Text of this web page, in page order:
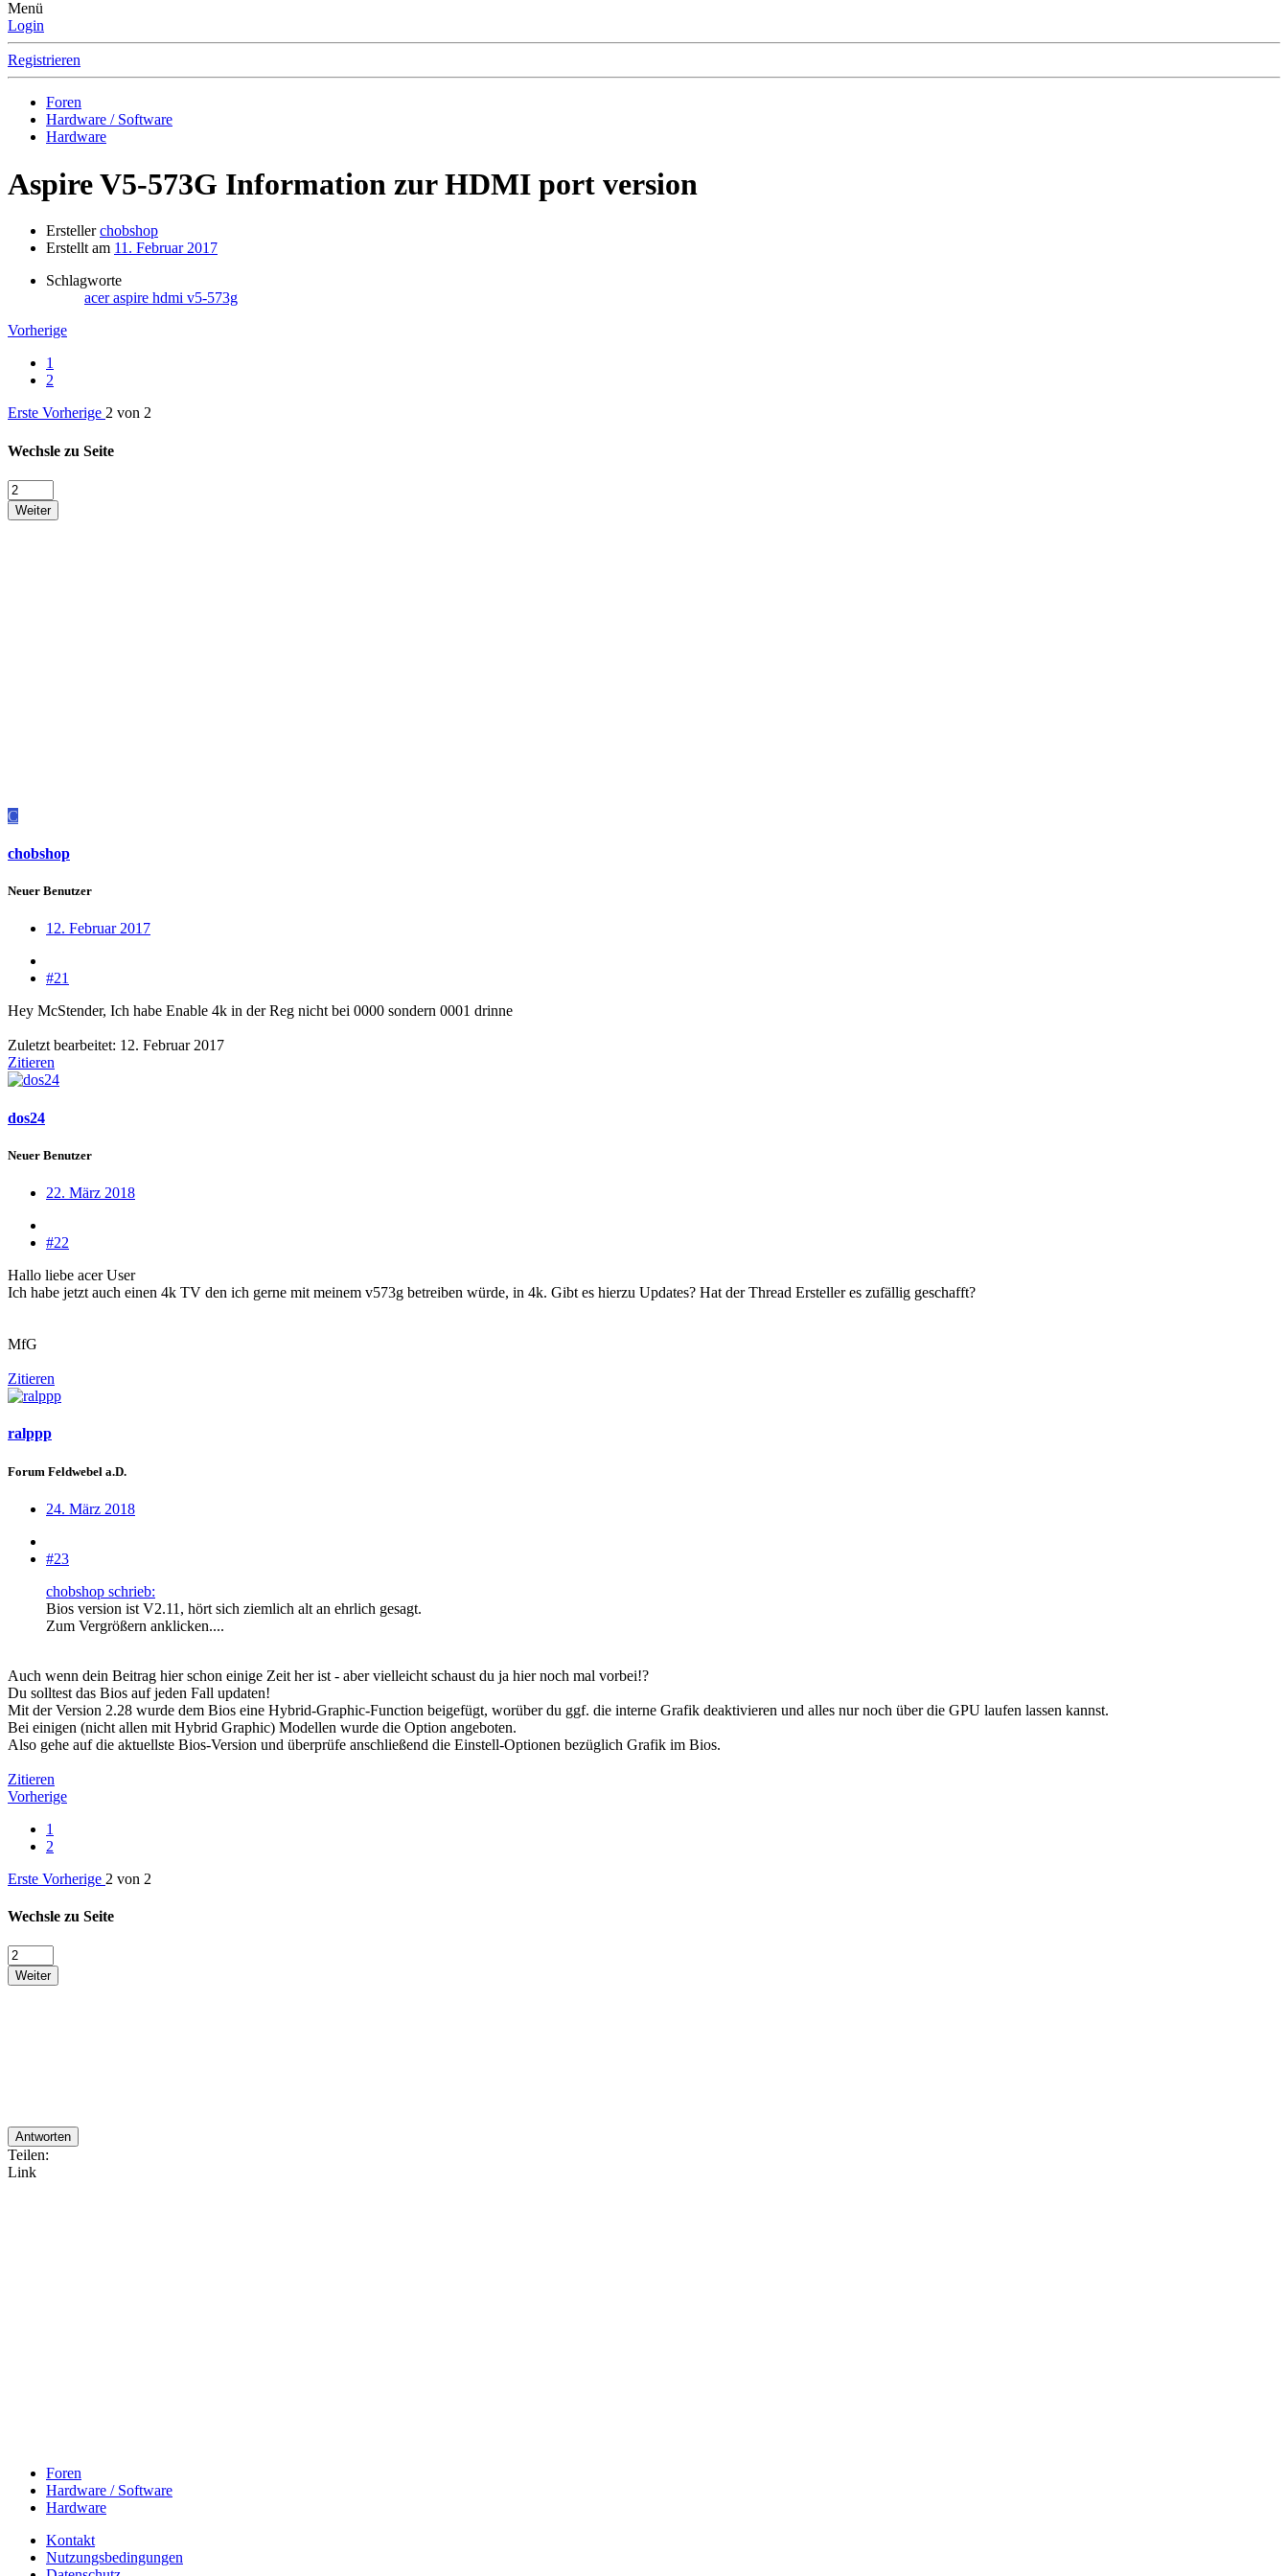
Menü
Login
Registrieren
Foren
Hardware / Software
Hardware
Aspire V5-573G Information zur HDMI port version
Ersteller chobshop
Erstellt am 11. Februar 2017
Schlagworte
aceraspire hdmi v5-573g
Vorherige
1
2
Erste Vorherige 2 von 2
Wechsle zu Seite
Weiter
C
chobshop
Neuer Benutzer
12. Februar 2017
#21
Hey McStender, Ich habe Enable 4k in der Reg nicht bei 0000 sondern 0001 drinne
Zuletzt bearbeitet: 12. Februar 2017
Zitieren
dos24
Neuer Benutzer
22. März 2018
#22
Hallo liebe acer User
Ich habe jetzt auch einen 4k TV den ich gerne mit meinem v573g betreiben würde, in 4k. Gibt es hierzu Updates? Hat der Thread Ersteller es zufällig geschafft?
MfG
Zitieren
ralppp
Forum Feldwebel a.D.
24. März 2018
#23
chobshop schrieb:
Bios version ist V2.11, hört sich ziemlich alt an ehrlich gesagt.
Zum Vergrößern anklicken....
Auch wenn dein Beitrag hier schon einige Zeit her ist - aber vielleicht schaust du ja hier noch mal vorbei!?
Du solltest das Bios auf jeden Fall updaten!
Mit der Version 2.28 wurde dem Bios eine Hybrid-Graphic-Function beigefügt, worüber du ggf. die interne Grafik deaktivieren und alles nur noch über die GPU laufen lassen kannst.
Bei einigen (nicht allen mit Hybrid Graphic) Modellen wurde die Option angeboten.
Also gehe auf die aktuellste Bios-Version und überprüfe anschließend die Einstell-Optionen bezüglich Grafik im Bios.
Zitieren
Vorherige
1
2
Erste Vorherige 2 von 2
Wechsle zu Seite
Weiter
Antworten
Teilen:
Link
Foren
Hardware / Software
Hardware
Kontakt
Nutzungsbedingungen